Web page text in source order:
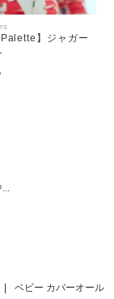
】ジャガー
ベビー カバーオール